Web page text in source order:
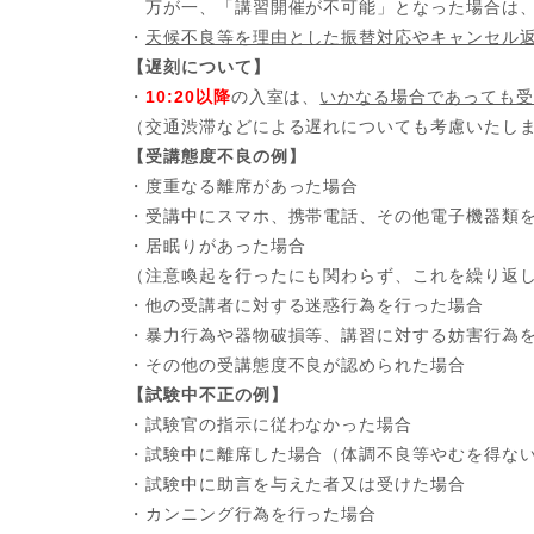
万が一、「講習開催が不可能」となった場合は
・ 天候不良等を理由とした振替対応やキャンセル
【遅刻について】
・ 10:20以降の入室は、 いかなる場合であっても
（交通渋滞などによる遅れについても考慮いたし
【受講態度不良の例】
・度重なる離席があった場合
・受講中にスマホ、携帯電話、その他電子機器類
・居眠りがあった場合
（注意喚起を行ったにも関わらず、これを繰り返
・他の受講者に対する迷惑行為を行った場合
・暴力行為や器物破損等、講習に対する妨害行為
・その他の受講態度不良が認められた場合
【試験中不正の例】
・試験官の指示に従わなかった場合
・試験中に離席した場合（体調不良等やむを得な
・試験中に助言を与えた者又は受けた場合
・カンニング行為を行った場合